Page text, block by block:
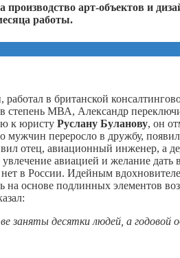
арт-объектов и
работы.
в британской
степень МВА, Александр
к юристу Руслану Буланову, он
мужчин переросло в дружбу,
отец, авиационный инженер, а
авиацией и желание
в России. Идейным
на основе подлинных элементов
десятки людей, а годовой